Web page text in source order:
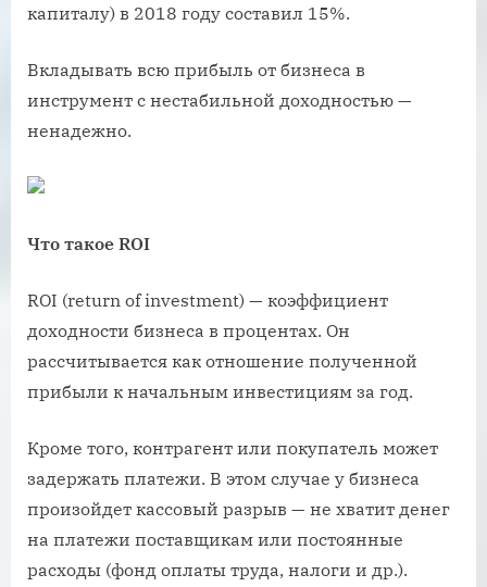
капиталу) в 2018 году составил 15%.
Вкладывать всю прибыль от бизнеса в
инструмент с нестабильной доходностью —
ненадежно.
Что такое ROI
ROI (return of investment) — коэффициент
доходности бизнеса в процентах. Он
рассчитывается как отношение полученной
прибыли к начальным инвестициям за год.
Кроме того, контрагент или покупатель может
задержать платежи. В этом случае у бизнеса
произойдет кассовый разрыв — не хватит денег
на платежи поставщикам или постоянные
расходы (фонд оплаты труда, налоги и др.).